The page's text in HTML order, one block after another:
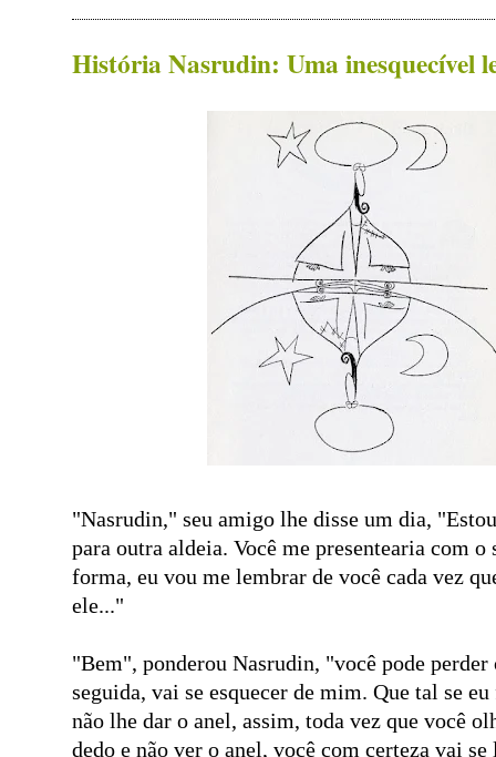
História Nasrudin: Uma inesquecível
"Nasrudin," seu amigo lhe disse um dia, "
para outra aldeia. Você me presentearia com o
forma, eu vou me lembrar de você cada vez
ele..."
"Bem", ponderou Nasrudin, "você pode perder
seguida, vai se esquecer de mim. Que tal se eu
não lhe dar o anel, assim, toda vez que você
dedo e não ver o anel, você com certeza vai se